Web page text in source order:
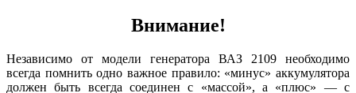
Внимание!
Независимо от модели генератора ВАЗ 2109 необходимо
всегда помнить одно важное правило: «минус» аккумулятора
должен быть всегда соединен с «массой», а «плюс» — с